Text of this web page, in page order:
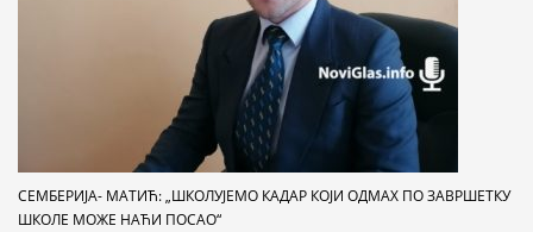
СЕМБЕРИЈА- МАТИЋ: „ШКОЛУЈЕМО КАДАР КОЈИ ОДМАХ ПО ЗАВРШЕТКУ
ШКОЛЕ МОЖЕ НАЋИ ПОСАО“